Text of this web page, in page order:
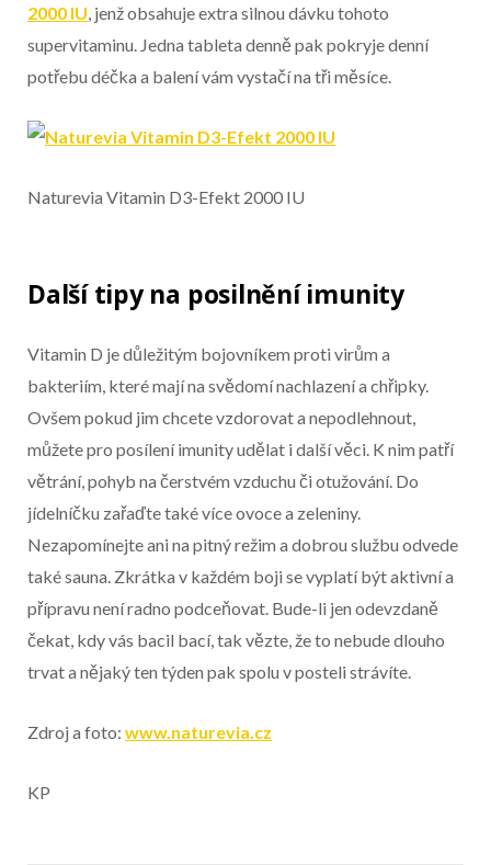
2000 IU, jenž obsahuje extra silnou dávku tohoto
supervitaminu. Jedna tableta denně pak pokryje denní
potřebu déčka a balení vám vystačí na tři měsíce.
Naturevia Vitamin D3-Efekt 2000 IU
Další tipy na posilnění imunity
Vitamin D je důležitým bojovníkem proti virům a
bakteriím, které mají na svědomí nachlazení a chřipky.
Ovšem pokud jim chcete vzdorovat a nepodlehnout,
můžete pro posílení imunity udělat i další věci. K nim patří
větrání, pohyb na čerstvém vzduchu či otužování. Do
jídelníčku zařaďte také více ovoce a zeleniny.
Nezapomínejte ani na pitný režim a dobrou službu odvede
také sauna. Zkrátka v každém boji se vyplatí být aktivní a
přípravu není radno podceňovat. Bude-li jen odevzdaně
čekat, kdy vás bacil bací, tak vězte, že to nebude dlouho
trvat a nějaký ten týden pak spolu v posteli strávíte.
Zdroj a foto: www.naturevia.cz
KP